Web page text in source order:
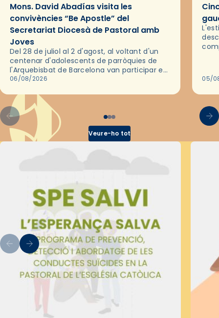
Mons. David Abadías visita les
convivències “Be Apostle” del
Secretariat Diocesà de Pastoral amb
Joves
Del 28 de juliol al 2 d'agost, al voltant d'un
centenar d'adolescents de parròquies de
l'Arquebisbat de Barcelona van participar en
les convivències Be Apostle, organitzades
06/08/2026 05/
Veure-ho tot